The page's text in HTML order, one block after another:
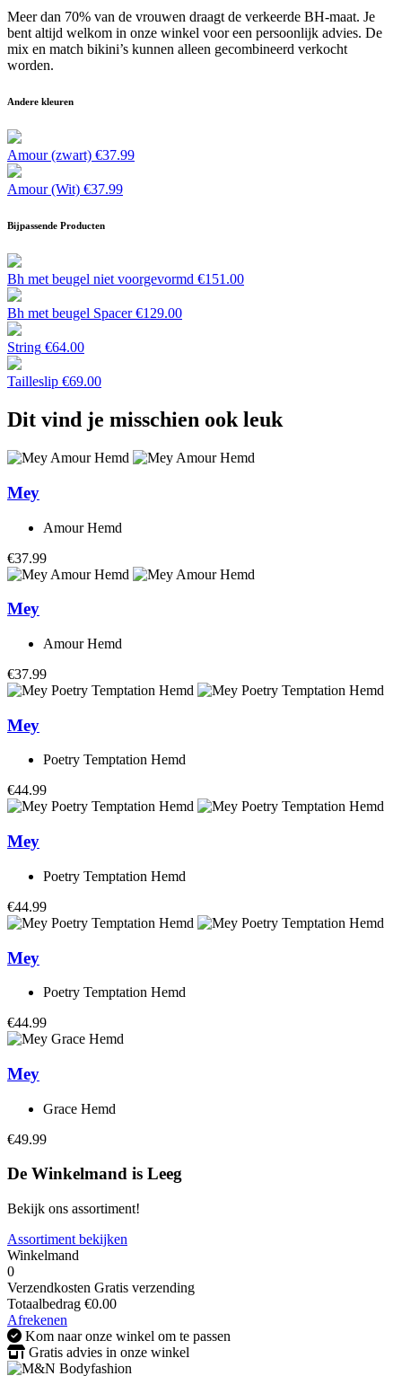
Meer dan 70% van de vrouwen draagt de verkeerde BH-maat. Je
bent altijd welkom in onze winkel voor een persoonlijk advies. De
mix en match bikini’s kunnen alleen gecombineerd verkocht
worden.
Andere kleuren
Amour (zwart) €37.99
Amour (Wit) €37.99
Bijpassende Producten
Bh met beugel niet voorgevormd €151.00
Bh met beugel Spacer €129.00
String €64.00
Tailleslip €69.00
Dit vind je misschien ook leuk
Mey
Amour Hemd
€37.99
Mey
Amour Hemd
€37.99
Mey
Poetry Temptation Hemd
€44.99
Mey
Poetry Temptation Hemd
€44.99
Mey
Poetry Temptation Hemd
€44.99
Mey
Grace Hemd
€49.99
De Winkelmand is Leeg
Bekijk ons assortiment!
Assortiment bekijken
Winkelmand
0
Verzendkosten Gratis verzending
Totaalbedrag €0.00
Afrekenen
Kom naar onze winkel om te passen
Gratis advies in onze winkel